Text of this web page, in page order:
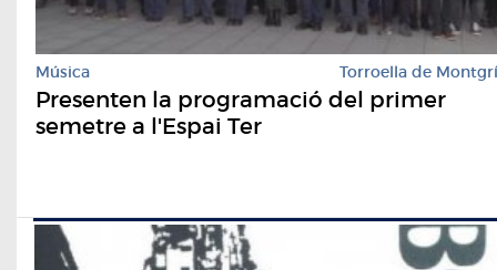
Música Torroella de Montgrí
Presenten la programació del primer
semetre a l'Espai Ter